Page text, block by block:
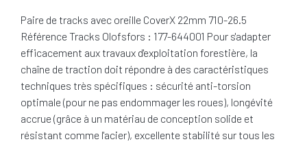
Paire de tracks avec oreille CoverX 22mm 710-26.5
Référence Tracks Olofsfors : 177-644001 Pour s'adapter
efficacement aux travaux d'exploitation forestière, la
chaîne de traction doit répondre à des caractéristiques
techniques très spécifiques : sécurité anti-torsion
optimale (pour ne pas endommager les roues), longévité
accrue (grâce à un matériau de conception solide et
résistant comme l'acier), excellente stabilité sur tous les